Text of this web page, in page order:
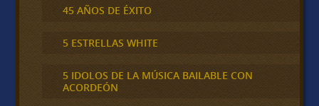
45 AÑOS DE ÉXITO
5 ESTRELLAS WHITE
5 IDOLOS DE LA MÚSICA BAILABLE CON
ACORDEÓN